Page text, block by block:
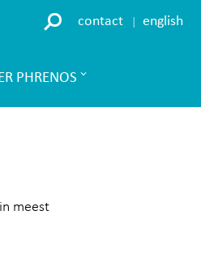
contact english
PHRENOS
meest